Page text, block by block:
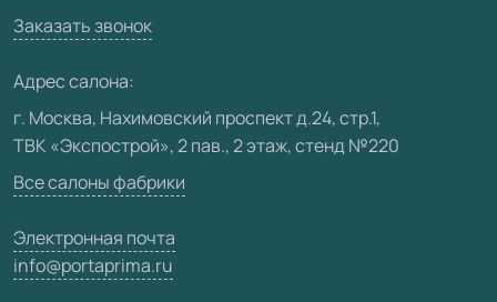
Юридическая информация
Вакансии
Видео
Карта сайта
Заказать звонок
Адрес салона:
г. Москва, Нахимовский проспект д.24, стр.1,
ТВК «Экспострой», 2 пав., 2 этаж, стенд №220
Все салоны фабрики
Электронная почта
info@portaprima.ru